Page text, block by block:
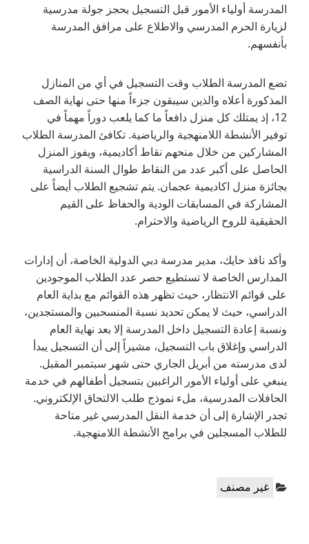
المدرسة أولياء الأمور قبل التسجيل بحجز جولة مدرسية
لزيارة الحرم المدرسي والاطلاع على مرافق المدرسة
بأنفسهم.
تضع المدرسة الطلاب وقت التسجيل في أي من المنازل
المذكورة أعلاه والذين سيبقون جزءاً منها حتى نهاية الصف
12، إذ يمتلك كل منزل دافعاً ما كما يلعب دوراً مهماً في
توفير الأنشطة اللامنهجية والرياضية. تكافئ المدرسة الطلاب
المشاركين من خلال منحهم نقاط أكاديمية، ويفوز المنزل
الحاصل على أكبر عدد من النقاط طوال السنة الدراسية
بجائزة منزل اكاديمية عجمان. يتم تشجيع الطلاب أيضاً على
المشاركة في المسابقات الودية والحفاظ على القيم
الحقيقية للروح الرياضية والاحترام.
وأكد نافذ حايك، مدير مدرسة دبي الدولية الخاصة، أن إدارات
المدارس الخاصة لا تستطيع حصر عدد الطلاب الموجودين
على قوائم الانتظار، حيث تظهر هذه القوائم مع بداية العام
الدراسي، حيث لا يمكن تحديد نسبة المنسحبين والمستجدين،
ونسبة إعادة التسجيل داخل المدرسة إلا بعد نهاية العام
الدراسي وإغلاق باب التسجيل، مشيراً إلى أن التسجيل يبدأ
لدى مدرسته من أبريل الجاري حتى شهر سبتمبر المقبل.
ينبغي على أولياء الأمور الراغبين بتسجيل أطفالهم في خدمة
الحافلات المدرسية، ملء نموذج طلب الالتحاق الإلكتروني.
تجدر الإشارة إلى أن خدمة النقل المدرسي غير متاحة
للطلاب المسجلين في برامج الأنشطة اللامنهجية.
Categories:
غير مصنف